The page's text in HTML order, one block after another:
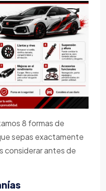
8 formas de
sepas exactamente
considerar antes de